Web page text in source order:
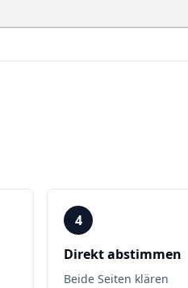
4
Direkt abstimmen
Beide Seiten klären